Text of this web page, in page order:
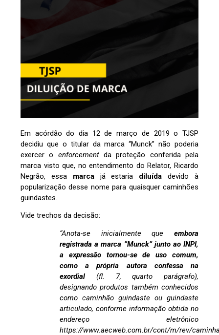
Em acórdão do dia 12 de março de 2019 o TJSP
decidiu que o titular da marca “Munck” não poderia
exercer o enforcementda proteção conferida pela
marca visto que, no entendimento do Relator, Ricardo
Negrão, essa marcajá estaria diluídadevido à
popularização desse nome para quaisquer caminhões
guindastes.
Vide trechos da decisão:
“Anota-se inicialmente que embora
registrada a marca “Munck” junto ao INPI,
a expressão tornou-se de uso comum,
como a própria autora confessa na
exordial (fl. 7, quarto parágrafo),
designando produtos também conhecidos
como caminhão guindaste ou guindaste
articulado, conforme informação obtida no
endereço eletrônico
https://www.aecweb.com.br/cont/m/rev/